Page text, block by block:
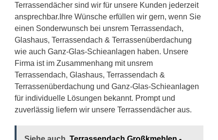
Terrassendächer sind wir für unsere Kunden jederzeit
ansprechbar.Ihre Wünsche erfüllen wir gern, wenn Sie
einen Sonderwunsch bei unsrem Terrassendach,
Glashaus, Terrassendach & Terrassenüberdachung
wie auch Ganz-Glas-Schieanlagen haben. Unsere
Firma ist im Zusammenhang mit unsrem
Terrassendach, Glashaus, Terrassendach &
Terrassenüberdachung und Ganz-Glas-Schieanlagen
für individuelle Lösungen bekannt. Prompt und
zuverlässig liefern wir unsere Terrassendächer aus.